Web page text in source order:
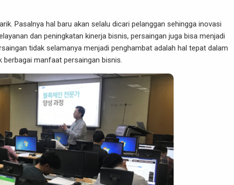
Pasalnya hal baru akan selalu dicari pelanggan sehingga inovasi
dan peningkatan kinerja bisnis, persaingan juga bisa menjadi
tidak selamanya menjadi penghambat adalah hal tepat dalam
berbagai manfaat persaingan bisnis.